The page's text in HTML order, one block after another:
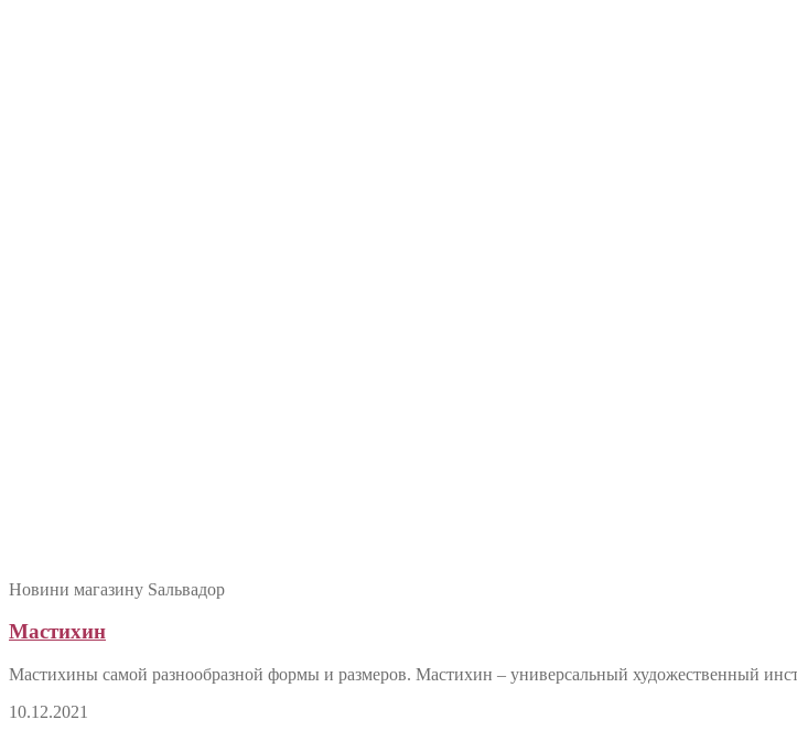
Новини магазину Sальвадор
Мастихин
Мастихины самой разнообразной формы и размеров. Мастихин – универсальный художественный
10.12.2021